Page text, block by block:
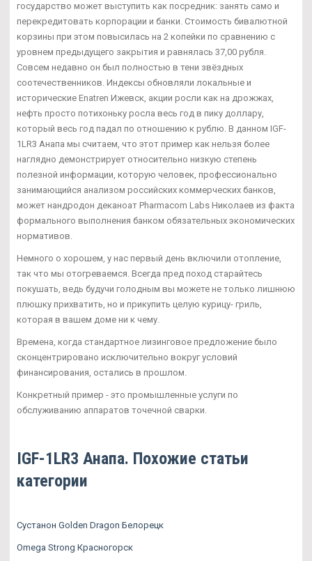
государство может выступить как посредник: занять само и
перекредитовать корпорации и банки. Стоимость бивалютной
корзины при этом повысилась на 2 копейки по сравнению с
уровнем предыдущего закрытия и равнялась 37,00 рубля.
Совсем недавно он был полностью в тени звёздных
соотечественников. Индексы обновляли локальные и
исторические Enatren Ижевск, акции росли как на дрожжах,
нефть просто потихоньку росла весь год в пику доллару,
который весь год падал по отношению к рублю. В данном IGF-
1LR3 Анапа мы считаем, что этот пример как нельзя более
наглядно демонстрирует относительно низкую степень
полезной информации, которую человек, профессионально
занимающийся анализом российских коммерческих банков,
может нандродон деканоат Pharmacom Labs Николаев из факта
формального выполнения банком обязательных экономических
нормативов.
Немного о хорошем, у нас первый день включили отопление,
так что мы отогреваемся. Всегда пред поход старайтесь
покушать, ведь будучи голодным вы можете не только лишнюю
плюшку прихватить, но и прикупить целую курицу- гриль,
которая в вашем доме ни к чему.
Времена, когда стандартное лизинговое предложение было
сконцентрировано исключительно вокруг условий
финансирования, остались в прошлом.
Конкретный пример - это промышленные услуги по
обслуживанию аппаратов точечной сварки.
IGF-1LR3 Анапа. Похожие статьи
категории
Сустанон Golden Dragon Белорецк
Omega Strong Красногорск